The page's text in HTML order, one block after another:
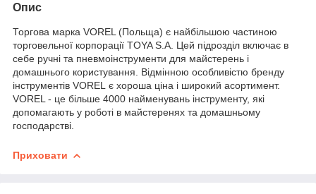
Опис
Торгова марка VOREL (Польща) є найбільшою частиною
торговельної корпорації TOYA S.A. Цей підрозділ включає в
себе ручні та пневмоінструменти для майстерень і
домашнього користування. Відмінною особливістю бренду
інструментів VOREL є хороша ціна і широкий асортимент.
VOREL - це більше 4000 найменувань інструменту, які
допомагають у роботі в майстеренях та домашньому
господарстві.
Приховати